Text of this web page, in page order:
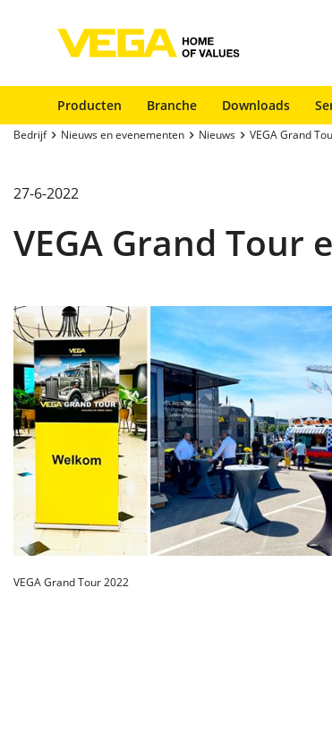
Producten Branche Downloads
Bedrijf Nieuws en evenementen Nieuws VEGA Grand
27-6-2022
VEGA Grand Tour
VEGA Grand Tour 2022